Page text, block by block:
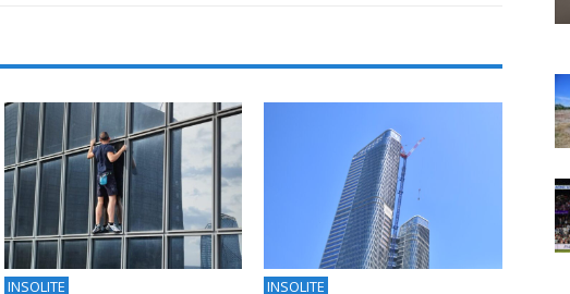
INSOLITE
INSOLITE